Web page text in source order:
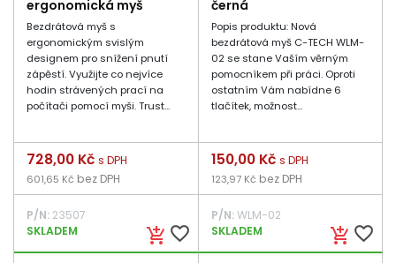
ergonomická myš
Bezdrátová myš s
ergonomickým svislým
designem pro snížení pnutí
zápěstí. Využijte co nejvíce
hodin strávených prací na
počítači pomocí myši. Trust...
add_shopping_cart favorite_border
Cena
728,00 Kč s DPH
601,65 Kč bez DPH
P/N: 23507
SKLADEM
černá
Popis produktu: Nová
bezdrátová myš C-TECH WLM-
02 se stane Vaším věrným
pomocníkem při práci. Oproti
ostatním Vám nabídne 6
tlačítek, možnost...
add_shopping_cart favorite_border
Cena
150,00 Kč s DPH
123,97 Kč bez DPH
P/N:WLM-02
SKLADEM